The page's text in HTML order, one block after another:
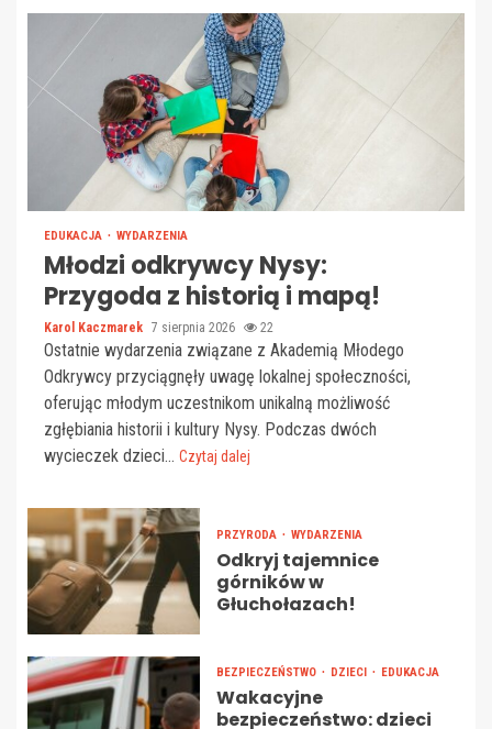
EDUKACJA WYDARZENIA
Młodzi odkrywcy Nysy:
Przygoda z historią i mapą!
Karol Kaczmarek 7 sierpnia 2026 22
Ostatnie wydarzenia związane z Akademią Młodego
Odkrywcy przyciągnęły uwagę lokalnej społeczności,
oferując młodym uczestnikom unikalną możliwość
zgłębiania historii i kultury Nysy. Podczas dwóch
wycieczek dzieci... Czytaj dalej
PRZYRODA WYDARZENIA
Odkryj tajemnice
górników w
Głuchołazach!
BEZPIECZEŃSTWO DZIECI EDUKACJA
Wakacyjne
bezpieczeństwo: dzieci